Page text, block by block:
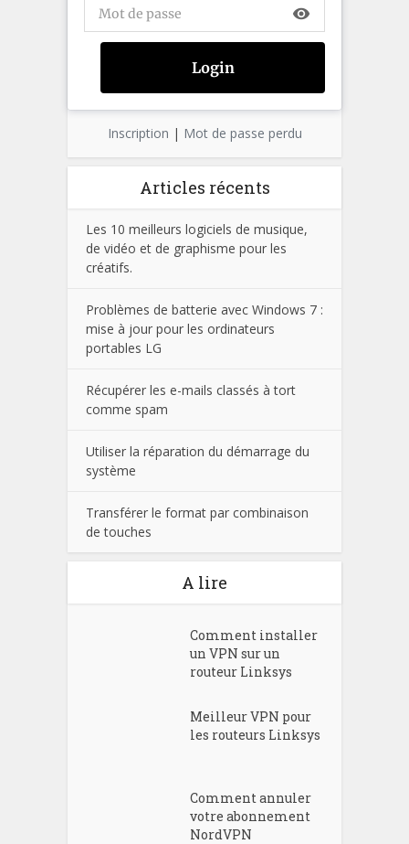
visibility
Inscription | Mot de passe perdu
Articles récents
Les 10 meilleurs logiciels de musique,
de vidéo et de graphisme pour les
créatifs.
Problèmes de batterie avec Windows 7 :
mise à jour pour les ordinateurs
portables LG
Récupérer les e-mails classés à tort
comme spam
Utiliser la réparation du démarrage du
système
Transférer le format par combinaison
de touches
A lire
Comment installer
un VPN sur un
routeur Linksys
Meilleur VPN pour
les routeurs Linksys
Comment annuler
votre abonnement
NordVPN